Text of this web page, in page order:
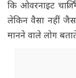
कि ओवरनाइट
लेकिन वैसा नहीं
मानने वाले लोग